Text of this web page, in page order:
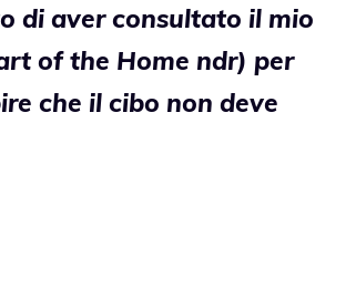
di aver consultato il mio
of the Home ndr) per
che il cibo non deve